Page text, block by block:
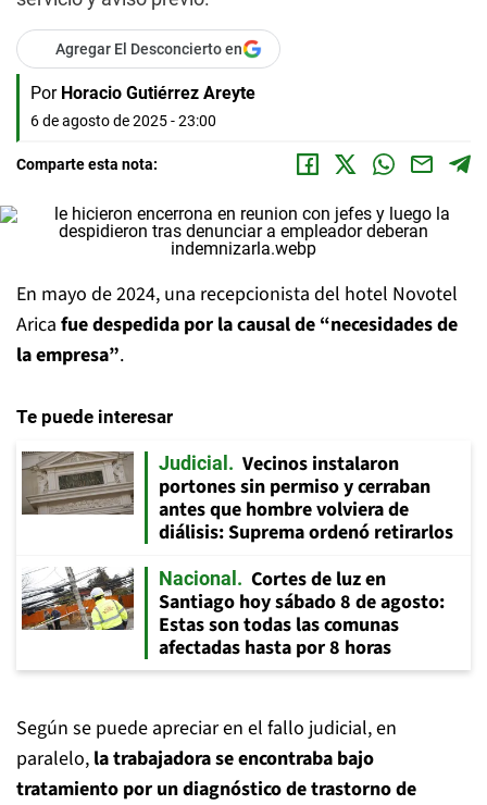
Agregar El Desconcierto en
Por Horacio Gutiérrez Areyte
6 de agosto de 2025 - 23:00
Comparte esta nota:
En mayo de 2024, una recepcionista del hotel Novotel
Arica fue despedida por la causal de “necesidades de
la empresa”.
Te puede interesar
Judicial
Vecinos instalaron
portones sin permiso y cerraban
antes que hombre volviera de
diálisis: Suprema ordenó retirarlos
Nacional
Cortes de luz en
Santiago hoy sábado 8 de agosto:
Estas son todas las comunas
afectadas hasta por 8 horas
Según se puede apreciar en el fallo judicial, en
paralelo, la trabajadora se encontraba bajo
tratamiento por un diagnóstico de trastorno de